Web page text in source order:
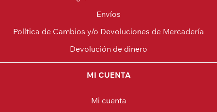
Envíos
Política de Cambios y/o Devoluciones de Mercadería
Devolución de dinero
MI CUENTA
Mi cuenta